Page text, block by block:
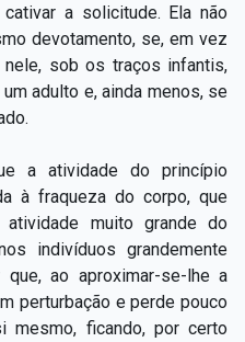
cristos e falsos
▸
o que Deus juntou ▸
a candeia debaixo do
▸
▸
o que
a solicitude. Ela não
devotamento, se, em vez
nele, sob os traços infantis,
adulto e, ainda menos, se
a atividade do princípio
à fraqueza do corpo, que
muito grande do
indivíduos grandemente
ao aproximar-se-lhe a
perturbação e perde pouco
mesmo, ficando, por certo